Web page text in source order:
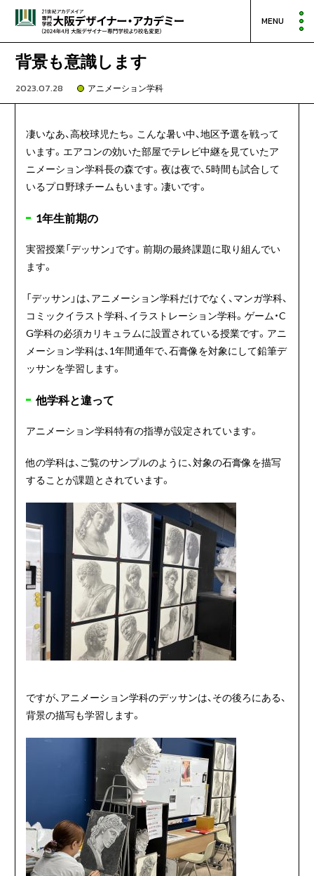
MENU
背景も意識します
2023.07.28 アニメーション学科
凄いなあ、高校球児たち。こんな暑い中、地区予選を戦って
います。エアコンの効いた部屋でテレビ中継を見ていたア
ニメーション学科長の森です。夜は夜で、5時間も試合して
いるプロ野球チームもいます。凄いです。
1年生前期の
実習授業「デッサン」です。前期の最終課題に取り組んでい
ます。
「デッサン」は、アニメーション学科だけでなく、マンガ学科、
コミックイラスト学科、イラストレーション学科。ゲーム・C
G学科の必須カリキュラムに設置されている授業です。アニ
メーション学科は、1年間通年で、石膏像を対象にして鉛筆デ
ッサンを学習します。
他学科と違って
アニメーション学科特有の指導が設定されています。
他の学科は、ご覧のサンプルのように、対象の石膏像を描写
することが課題とされています。
ですが、アニメーション学科のデッサンは、その後ろにある、
背景の描写も学習します。